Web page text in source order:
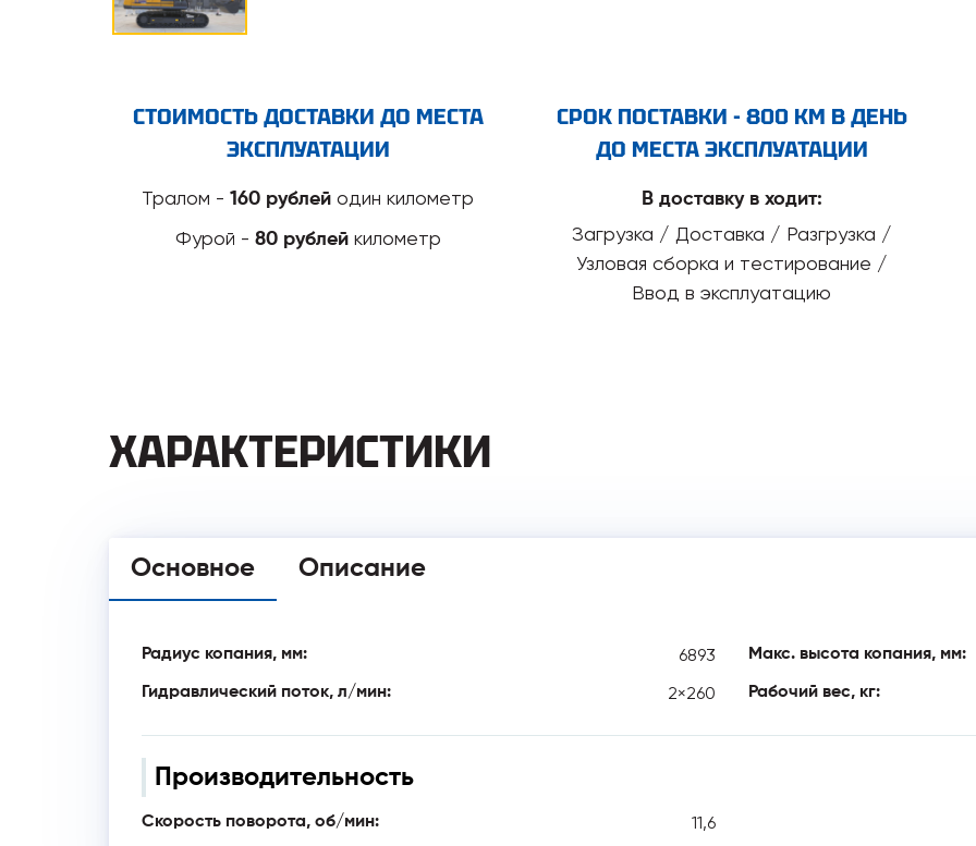
СТОИМОСТЬ ДОСТАВКИ ДО МЕСТА
ЭКСПЛУАТАЦИИ
Тралом -160 рублей один километр
Фурой - 80 рублейкилометр
СРОК ПОСТАВКИ - 800 КМ В ДЕНЬ
ДО МЕСТА ЭКСПЛУАТАЦИИ
В доставку в ходит:
Загрузка / Доставка / Разгрузка /
Узловая сборка и тестирование /
Ввод в эксплуатацию
ХАРАКТЕРИСТИКИ
Основное Описание
Радиус копания, мм: 6893
Гидравлический поток, л/мин: 2×260
Макс. высота копания, мм:
Рабочий вес, кг:
Производительность
Скорость поворота, об/мин: 11,6